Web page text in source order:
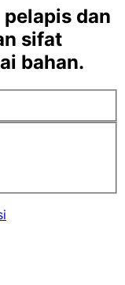
dan
sifat
bahan.